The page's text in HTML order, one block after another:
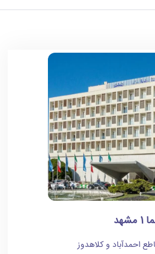
احمدآباد و کلاهدوز